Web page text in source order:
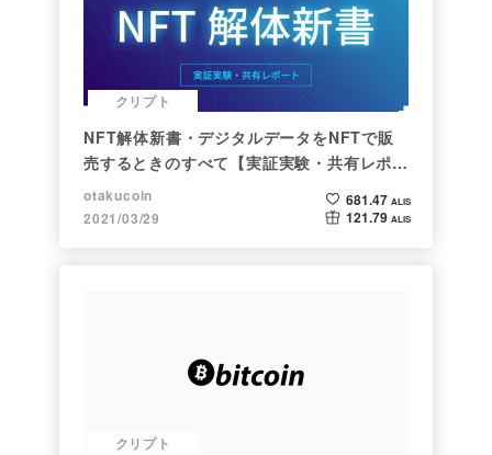
クリプト
NFT解体新書・デジタルデータをNFTで販
売するときのすべて【実証実験・共有レポー
ト】
otakucoin
2021/03/29
681.47 ALIS
121.79 ALIS
クリプト